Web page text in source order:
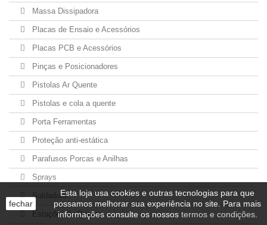
Massa Dissipadora
Placas de Ensaio e Acessórios
Placas PCB e Acessórios
Pinças e Posicionadores
Pistolas Ar Quente
Pistolas e cola a quente
Porta Ferramentas
Proteção anti-estática
Parafusos Porcas e Anilhas
Sprays
Soldadura
Estações Ar Quente
fechar
Esta loja usa cookies e outras tecnologias para que
possamos melhorar sua experiência no site. Para mais
informações consulte os nossos termos e condições.